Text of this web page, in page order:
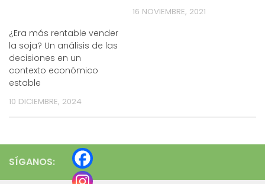
¿Era más rentable vender
la soja? Un análisis de las
decisiones en un
contexto económico
estable
10 DICIEMBRE, 2024
16 NOVIEMBRE, 2021
SÍGANOS: